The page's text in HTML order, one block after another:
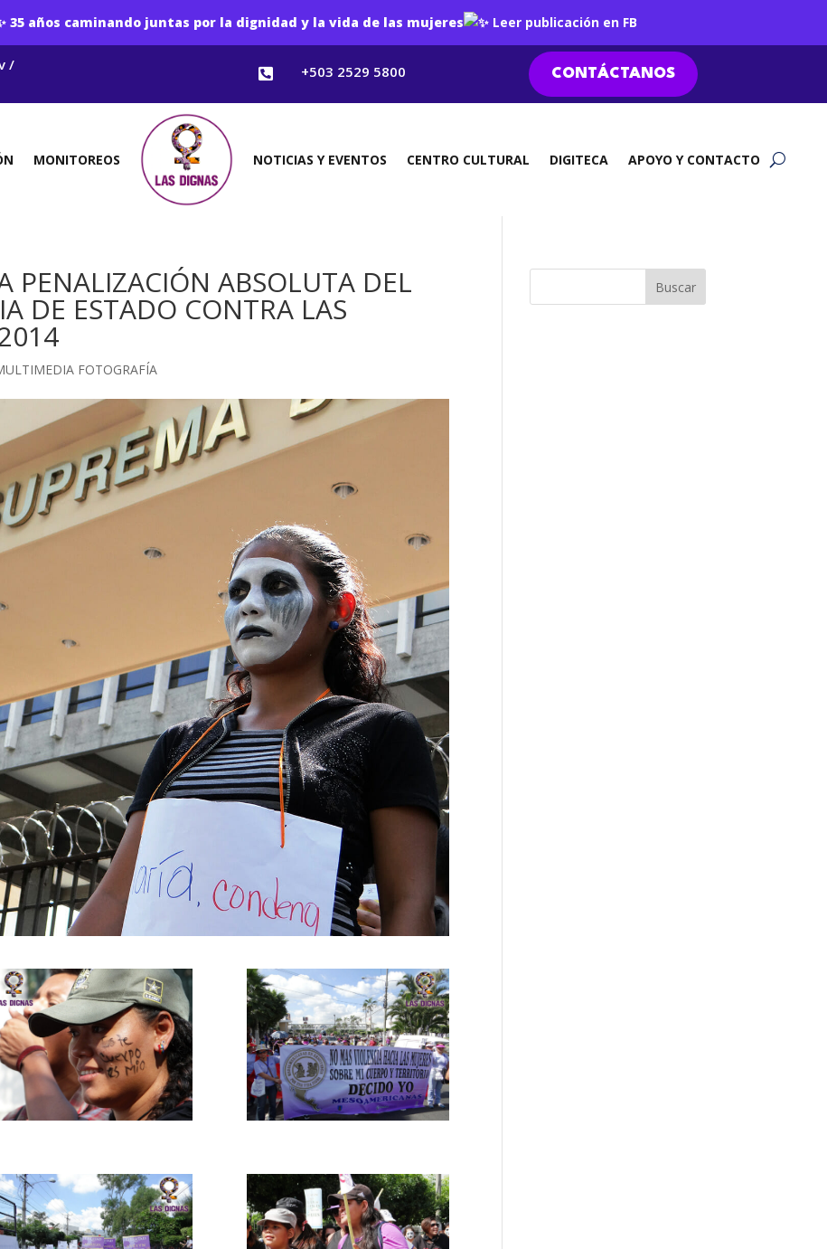
35 años caminando juntas por la dignidad y la vida de las mujeres Leer publicación en FB
/  +503 2529 5800 CONTÁCTANOS
MONITOREOS NOTICIAS Y EVENTOS CENTRO CULTURAL DIGITECA APOYO Y CONTACTO
PENALIZACIÓN ABSOLUTA DEL
DE ESTADO CONTRA LAS
FOTOGRAFÍA